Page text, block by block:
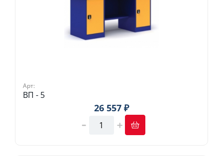
Арт:
ВП - 5
26 557 ₽